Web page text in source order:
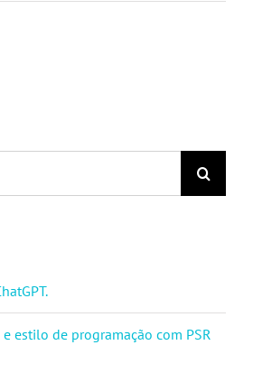
estilo de programação com PSR